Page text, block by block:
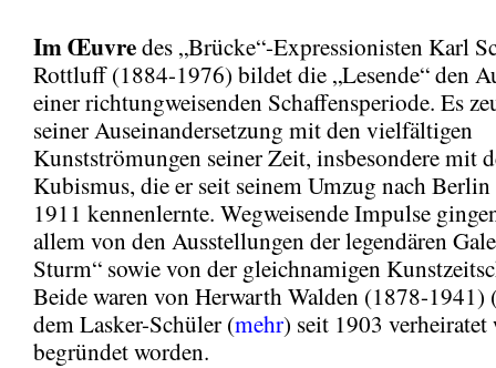
Im Œuvredes „Brücke“-Expressionisten Karl
Rottluff (1884-1976) bildet die „Lesende“ den
einer richtungweisenden Schaffensperiode. Es
seiner Auseinandersetzung mit den vielfältigen
Kunstströmungen seiner Zeit, insbesondere mit
Kubismus, die er seit seinem Umzug nach
1911 kennenlernte. Wegweisende Impulse
allem von den Ausstellungen der legendären
Sturm“ sowie von der gleichnamigen
Beide waren von Herwarth Walden (1878-1941)
dem Lasker-Schüler (mehr) seit 1903 verheiratet
begründet worden.